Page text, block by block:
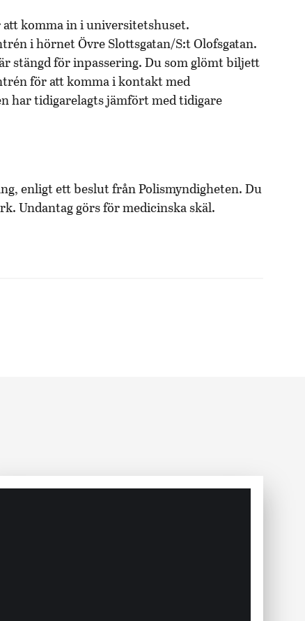
komma in i universitetshuset.
i hörnet Övre Slottsgatan/S:t Olofsgatan.
stängd för inpassering. Du som glömt biljett
för att komma i kontakt med
har tidigarelagts jämfört med tidigare
enligt ett beslut från Polismyndigheten. Du
Undantag görs för medicinska skäl.